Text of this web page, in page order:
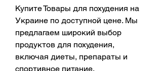
Купите Товары для похудения на
Украине по доступной цене. Мы
предлагаем широкий выбор
продуктов для похудения,
включая диеты, препараты и
спортивное питание.